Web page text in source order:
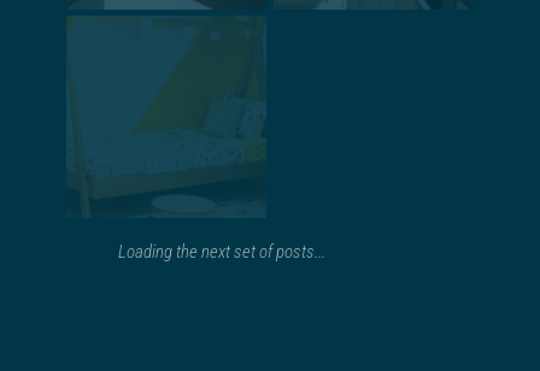
Loading the next set of posts...